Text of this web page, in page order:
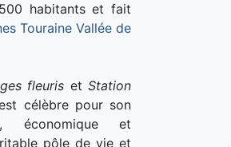
habitants et fait
Touraine Vallée de
fleuris et Station
célèbre pour son
économique et
pôle de vie et